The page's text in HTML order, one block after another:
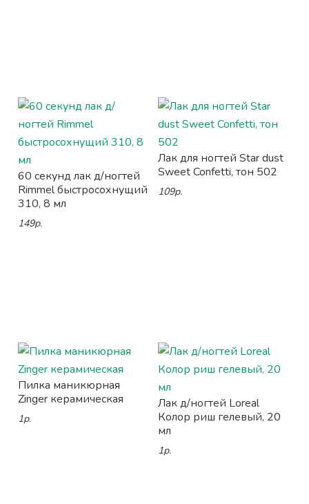
60 секунд лак д/ногтей
Rimmel быстросохнущий
310, 8 мл
149р.
Лак для ногтей Star dust
Sweet Confetti, тон 502
109р.
Пилка маникюрная
Zinger керамическая
1р.
Лак д/ногтей Loreal
Колор риш гелевый, 20
мл
1р.